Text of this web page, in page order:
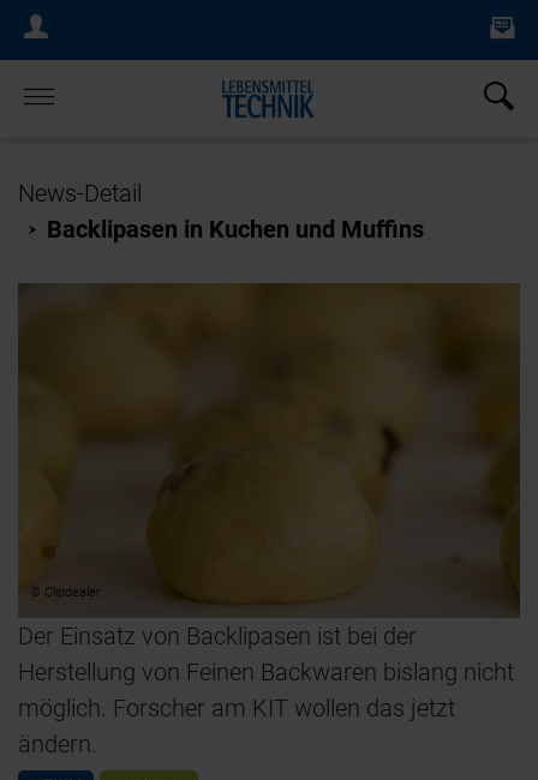
Login Menu
Home
News-Detail
Backlipasen in Kuchen und Muffins
© Clipdealer
Der Einsatz von Backlipasen ist bei der
Herstellung von Feinen Backwaren bislang nicht
möglich. Forscher am KIT wollen das jetzt
ändern.
×